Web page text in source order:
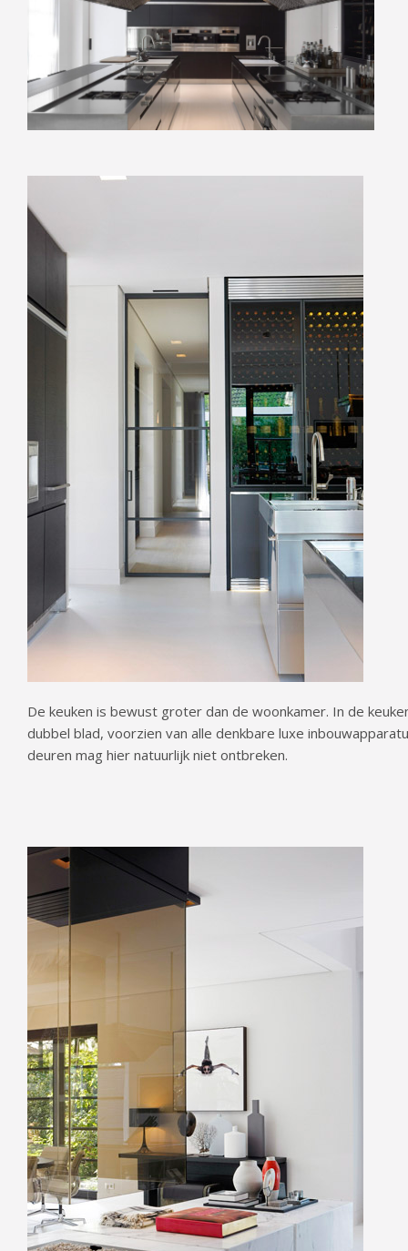
De keuken is bewust groter dan de woonkamer. In de
dubbel blad, voorzien van alle denkbare luxe
deuren mag hier natuurlijk niet ontbreken.